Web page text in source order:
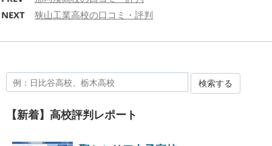
NEXT
狭山工業高校の口コミ・評判
検索する
【新着】高校評判レポート